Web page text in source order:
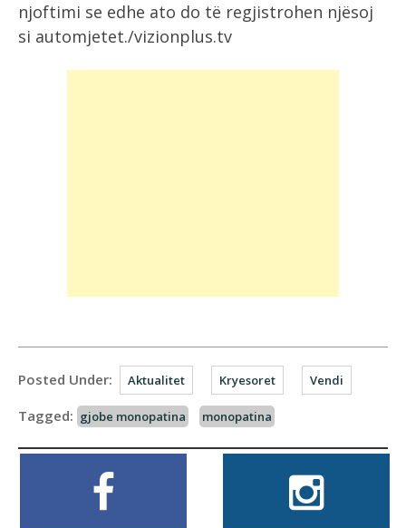
njoftimi se edhe ato do të regjistrohen njësoj
si automjetet./vizionplus.tv
Posted Under: Aktualitet Kryesoret Vendi
Tagged: gjobe monopatina monopatina